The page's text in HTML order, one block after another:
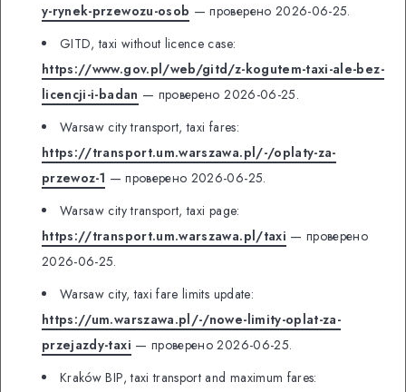
y-rynek-przewozu-osob — проверено 2026-06-25.
GITD, taxi without licence case:
https://www.gov.pl/web/gitd/z-kogutem-taxi-ale-bez-
licencji-i-badan — проверено 2026-06-25.
Warsaw city transport, taxi fares:
https://transport.um.warszawa.pl/-/oplaty-za-
przewoz-1 — проверено 2026-06-25.
Warsaw city transport, taxi page:
https://transport.um.warszawa.pl/taxi — проверено
2026-06-25.
Warsaw city, taxi fare limits update:
https://um.warszawa.pl/-/nowe-limity-oplat-za-
przejazdy-taxi — проверено 2026-06-25.
Kraków BIP, taxi transport and maximum fares: